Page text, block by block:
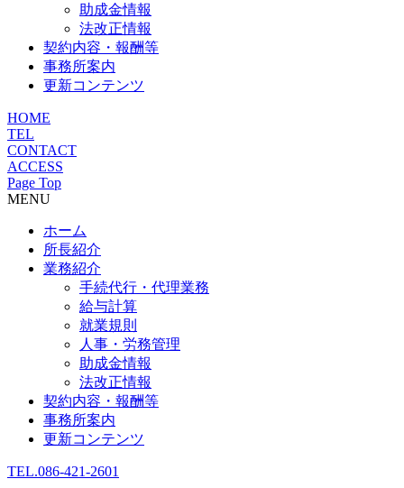
助成金情報
法改正情報
契約内容・報酬等
事務所案内
更新コンテンツ
HOME
TEL
CONTACT
ACCESS
Page Top
MENU
ホーム
所長紹介
業務紹介
手続代行・代理業務
給与計算
就業規則
人事・労務管理
助成金情報
法改正情報
契約内容・報酬等
事務所案内
更新コンテンツ
TEL.086-421-2601